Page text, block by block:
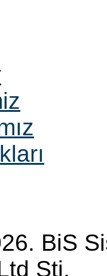
BiS
Sti.